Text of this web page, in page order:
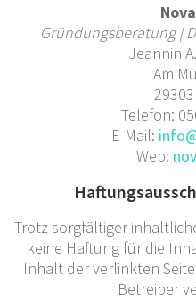
Gründungsberatung |
Jeannin
Am
Telefon:
E-Mail:
Web:
Trotz sorgfältiger
keine Haftung für die
Inhalt der verlinkten
Betreiber